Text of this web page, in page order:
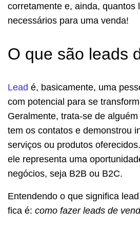
corretamente e, ainda, quantos
necessários para uma venda!
O que são leads
Lead é, basicamente, uma
com potencial para se
Geralmente, trata-se de
tem os contatos e demonstrou
serviços ou produtos
ele representa uma
negócios, seja B2B ou B2C.
Entendendo o que significa
fica é: como fazer leads de